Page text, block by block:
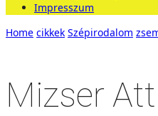
Impresszum
Home cikkek Szépirodalom
Mizser